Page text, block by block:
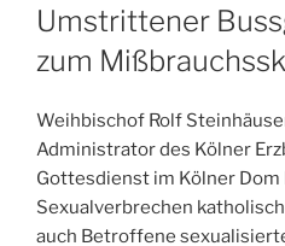
AM
Umstrittener
zum
Weihbischof Rolf
Administrator des Kölner
Gottesdienst im Kölner Dom
Sexualverbrechen
auch Betroffene